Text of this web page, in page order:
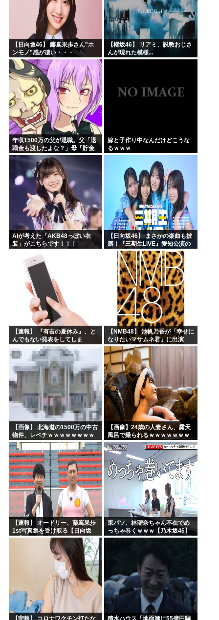
【日向坂46】 藤嶌果歩さん"ホ
ンモノ"感が凄い・・・
【櫻坂46】 リアミ、説教おじさ
んが現れた模様...
年収1500万の父が退職。父「退
職金も渡したよな？」母「貯金
なんてないよー」父「全部なく
なったの！？」→予想外の返事
に家族騒然となり…
嫁と子作り中なんだけどこうな
るｗｗｗ
AIが考えた「AKB48っぽい衣
装」がこちらです！！！
【日向坂46】 まさかの楽曲も披
露！『三期生LIVE』愛知公演の
レポがこちら
【速報】 『有吉の夏休み』、と
んでもない発表をしてしま
う！！！！！
【NMB48】 池帆乃香が「幸せに
なりたいマサムネ君」に出演
【画像】 北海道の1500万の中古
物件、レベチｗｗｗｗｗｗｗｗ
ｗｗｗｗｗｗｗｗｗｗｗｗ
【画像】24歳の人妻さん、露天
風呂で撮られるｗｗｗｗｗｗｗ
ｗｗｗｗｗｗｗｗｗｗ
【速報】 オードリー、藤嶌果歩
1st写真集を受け取る【日向坂
46】
東パソ、林瑠奈ちゃん不在でめ
っちゃ巻くｗｗｗ【乃木坂46】
【悲報】 コロナワクチン打たな 積水ハウス「地面師に55億円騙